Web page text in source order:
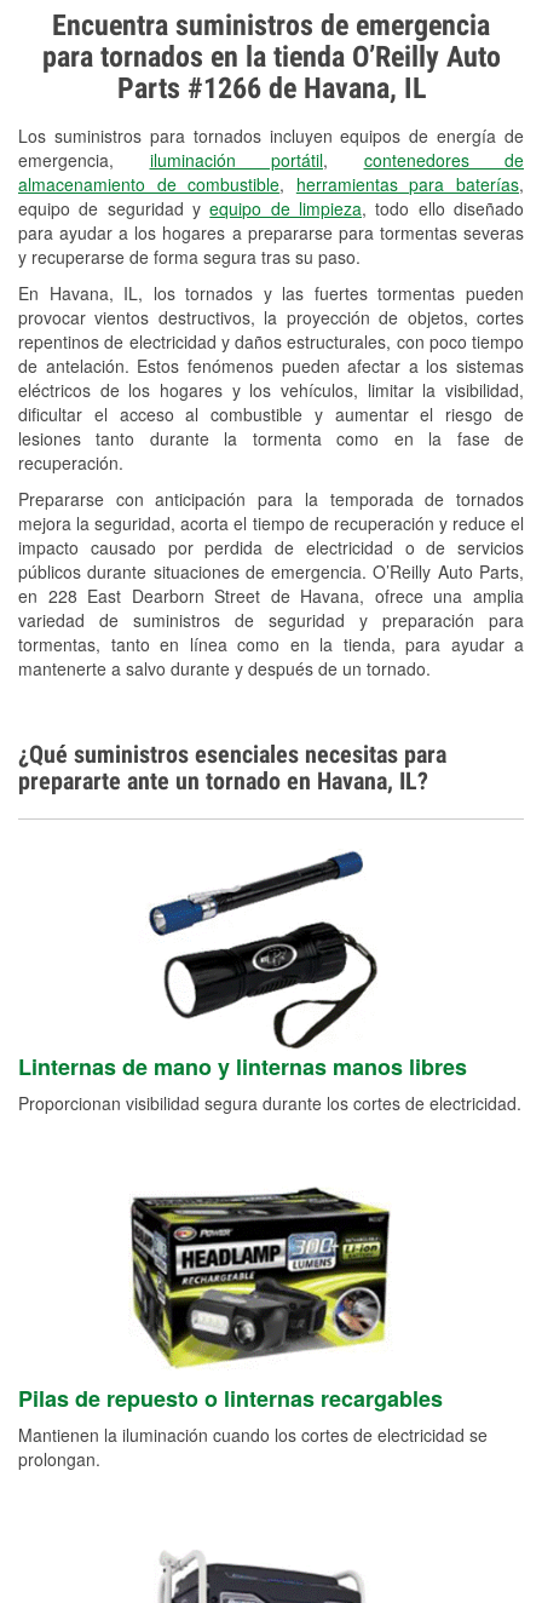
Encuentra suministros de emergencia
para tornados en la tienda O’Reilly Auto
Parts #1266 de Havana, IL
Los suministros para tornados incluyen equipos de energía de
emergencia, iluminación portátil, contenedores de
almacenamiento de combustible, herramientas para baterías,
equipo de seguridad yequipo de limpieza, todo ello diseñado
para ayudar a los hogares a prepararse para tormentas severas
y recuperarse de forma segura tras su paso.
En Havana, IL, los tornados y las fuertes tormentas pueden
provocar vientos destructivos, la proyección de objetos, cortes
repentinos de electricidad y daños estructurales, con poco tiempo
de antelación. Estos fenómenos pueden afectar a los sistemas
eléctricos de los hogares y los vehículos, limitar la visibilidad,
dificultar el acceso al combustible y aumentar el riesgo de
lesiones tanto durante la tormenta como en la fase de
recuperación.
Prepararse con anticipación para la temporada de tornados
mejora la seguridad, acorta el tiempo de recuperación y reduce el
impacto causado por perdida de electricidad o de servicios
públicos durante situaciones de emergencia. O’Reilly Auto Parts,
en 228 East Dearborn Street de Havana, ofrece una amplia
variedad de suministros de seguridad y preparación para
tormentas, tanto en línea como en la tienda, para ayudar a
mantenerte a salvo durante y después de un tornado.
Prueba de alternadores y
arrancadores
Revisión de la luz "Check Engine"
Reciclaje de baterías y aceite
Instalación de bombillas de faros
Instalación de limpiaparabrisas
Herramientas
Rectificación de tambores y discos de
freno
Mangueras hidráulicas a la medida
Tornado Supplies
Conoce más
¿Qué suministros esenciales necesitas para
prepararte ante un tornado en Havana, IL?
Linternas de mano y linternas manos libres
Proporcionan visibilidad segura durante los cortes de electricidad.
Pilas de repuesto o linternas recargables
Mantienen la iluminación cuando los cortes de electricidad se
prolongan.